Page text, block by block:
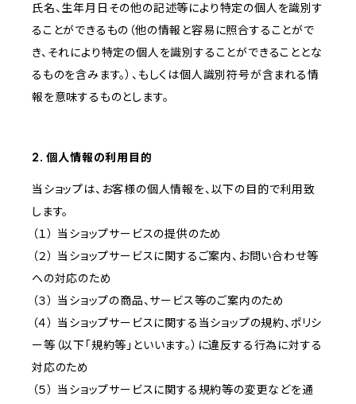
氏名、生年月日その他の記述等により特定の個人を識別す
ることができるもの（他の情報と容易に照合することがで
き、それにより特定の個人を識別することができることとな
るものを含みます。）、もしくは個人識別符号が含まれる情
報を意味するものとします。
2. 個人情報の利用目的
当ショップは、お客様の個人情報を、以下の目的で利用致
します。
（１） 当ショップサービスの提供のため
（２） 当ショップサービスに関するご案内、お問い合わせ等
への対応のため
（３） 当ショップの商品、サービス等のご案内のため
（４） 当ショップサービスに関する当ショップの規約、ポリシ
ー等（以下「規約等」といいます。）に違反する行為に対する
対応のため
（５） 当ショップサービスに関する規約等の変更などを通